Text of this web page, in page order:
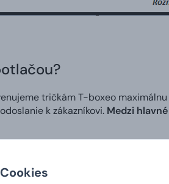
Cookies
tričkám T-boxeo
k zákazníkovi.Medzi
, ktoré zaručujú perfektné